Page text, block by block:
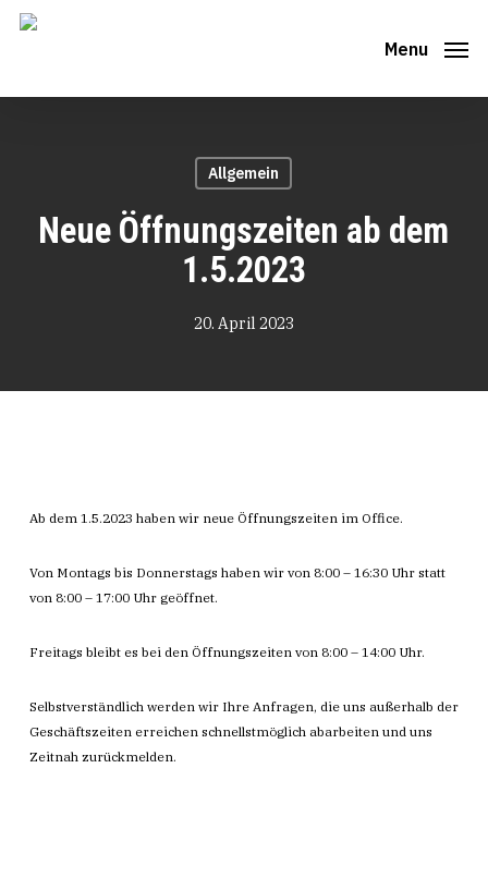
Skip
Menu
Allgemein
Neue Öffnungszeiten ab dem
1.5.2023
20. April 2023
Ab dem 1.5.2023 haben wir neue Öffnungszeiten im Office.
Von Montags bis Donnerstags haben wir von 8:00 – 16:30 Uhr statt
von 8:00 – 17:00 Uhr geöffnet.
Freitags bleibt es bei den Öffnungszeiten von 8:00 – 14:00 Uhr.
Selbstverständlich werden wir Ihre Anfragen, die uns außerhalb der
Geschäftszeiten erreichen schnellstmöglich abarbeiten und uns
Zeitnah zurückmelden.